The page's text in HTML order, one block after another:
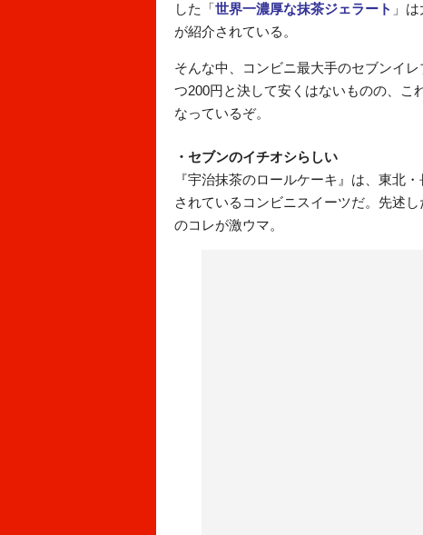
した「世界一濃厚な抹茶ジェラート 」
が紹介されている。
そんな中、コンビニ最大手のセブンイレ
つ200円と決して安くはないものの、
なっているぞ。
・セブンのイチオシらしい
『宇治抹茶のロールケーキ』は、東北
されているコンビニスイーツだ。先述し
のコレが激ウマ。